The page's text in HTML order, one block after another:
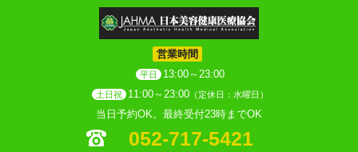
営業時間
平日 13:00～23:00
土日祝 11:00～23:00 （定休日：水曜日）
当日予約OK。最終受付23時までOK
052-717-5421